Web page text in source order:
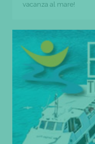
vacanza al mare!